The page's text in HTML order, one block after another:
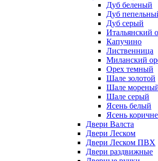
Дуб беленый
Дуб
Дуб серый
Итальянский
Капучино
Лиственница
Миланский
Орех темный
Шале золотой
Шале
Шале серый
Ясень белый
Ясень
Двери Валста
Двери Леском
Двери Леском ПВХ
Двери раздвижные